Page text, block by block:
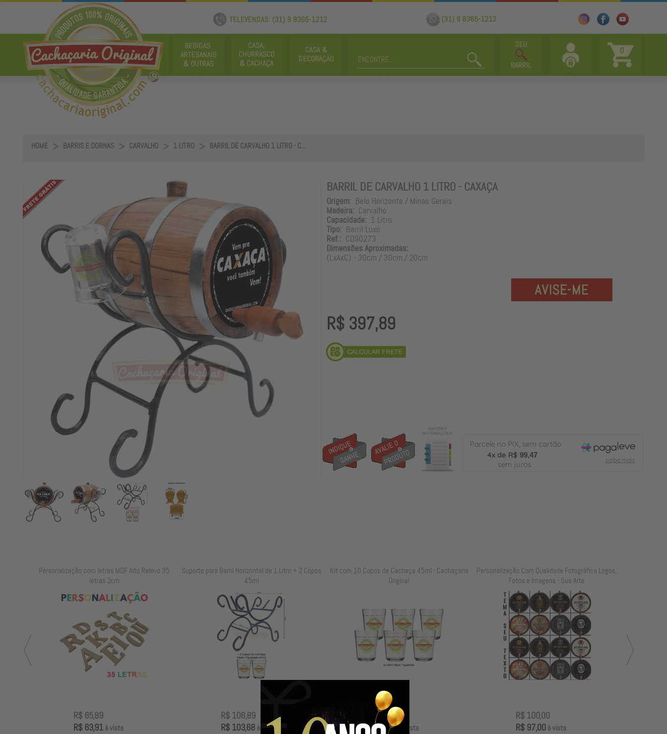
0
HOME BARRIS E DORNAS CARVALHO 1 LITRO BARRIL DE CARVALHO 1 LITRO - C...
BARRIL DE CARVALHO 1 LITRO - CAXAÇA
Origem: Belo Horizonte / Minas Gerais
Madeira: Carvalho
Capacidade: 1 Litro
Tipo: Barril Luxo
Ref.: CD90273
Dimensões Aproximadas:
(LxAxC) - 30cm / 30cm / 20cm
R$ 397,89
99,47
Personalização com letras MDF Alto Relevo 35
letras 2cm
R$ 65,89
R$ 63,91à vista
Suporte para Barril Horizontal de 1 Litro + 2 Copos
45ml
R$ 106,89
R$ 103,68à vista
Kit com 10 Copos de Cachaça 45ml - Cachaçaria
Original
R$ 99,00
R$ 96,03à vista
Personalização Com Qualidade Fotográfica Logos,
Fotos e Imagens - Sua Arte
R$ 100,00
R$ 97,00à vista